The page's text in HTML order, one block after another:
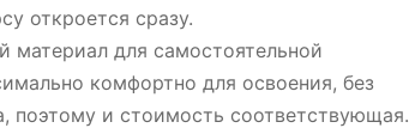
откроется сразу.
материал для самостоятельной
комфортно для освоения, без
поэтому и стоимость соответствующая.